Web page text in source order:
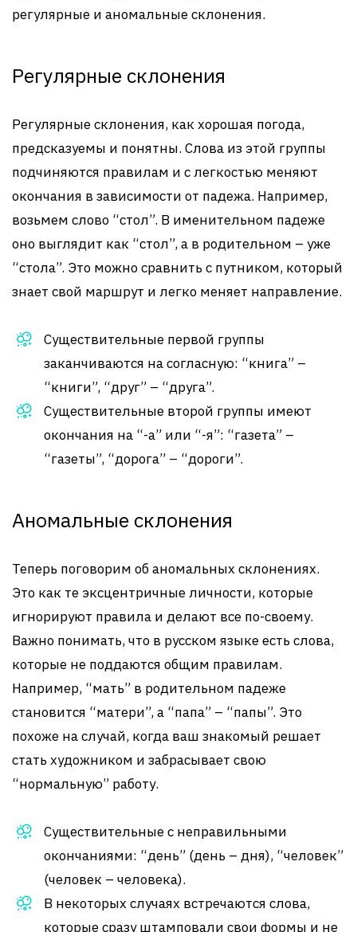
регулярные и аномальные склонения.
Регулярные склонения
Регулярные склонения, как хорошая погода,
предсказуемы и понятны. Слова из этой группы
подчиняются правилам и с легкостью меняют
окончания в зависимости от падежа. Например,
возьмем слово “стол”. В именительном падеже
оно выглядит как “стол”, а в родительном – уже
“стола”. Это можно сравнить с путником, который
знает свой маршрут и легко меняет направление.
Существительные первой группы
заканчиваются на согласную: “книга” –
“книги”, “друг” – “друга”.
Существительные второй группы имеют
окончания на “-а” или “-я”: “газета” –
“газеты”, “дорога” – “дороги”.
Аномальные склонения
Теперь поговорим об аномальных склонениях.
Это как те эксцентричные личности, которые
игнорируют правила и делают все по-своему.
Важно понимать, что в русском языке есть слова,
которые не поддаются общим правилам.
Например, “мать” в родительном падеже
становится “матери”, а “папа” – “папы”. Это
похоже на случай, когда ваш знакомый решает
стать художником и забрасывает свою
“нормальную” работу.
Существительные с неправильными
окончаниями: “день” (день – дня), “человек”
(человек – человека).
В некоторых случаях встречаются слова,
которые сразу штамповали свои формы и не